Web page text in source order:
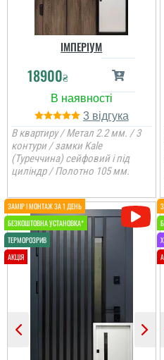
ІМПЕРІУМ
18900₴
3
В квартиру / Метал 2.2 мм. / 3
контури / замки Kale
(Туреччина) сейфовий і під
циліндр / Полотно 105 мм.